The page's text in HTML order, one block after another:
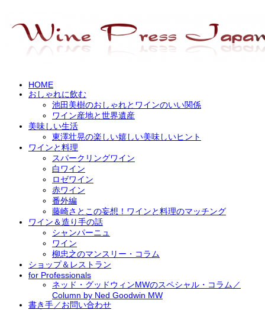
HOME
おしゃれに飲む
池田美樹のおしゃれとワインのいい関係
ワイン産地と世界遺産
美味しい生活
東澤壮晃の楽しい嬉しい美味しいヒント
ワインと料理
スパークリングワイン
白ワイン
ロゼワイン
赤ワイン
番外編
藤崎さとこの妄想！ワインと料理のマッチング
ワイン＆造り手の話
シャンパーニュ
ワイン
柳忠之のマンスリー・コラム
ショップ＆レストラン
for Professionals
ネッド・グッドウィンMWのスペシャル・コラム／
Column by Ned Goodwin MW
書き手／お問い合わせ